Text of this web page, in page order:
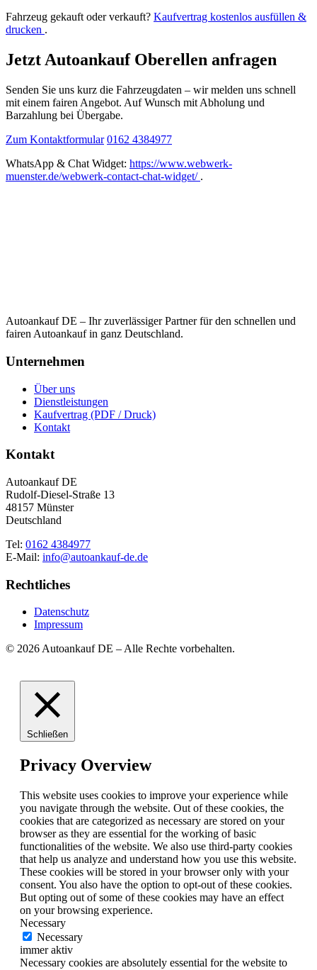
Fahrzeug gekauft oder verkauft? Kaufvertrag kostenlos ausfüllen &
drucken .
Jetzt Autoankauf Oberellen anfragen
Senden Sie uns kurz die Fahrzeugdaten – wir melden uns schnell
mit einem fairen Angebot. Auf Wunsch mit Abholung und
Barzahlung bei Übergabe.
Zum Kontaktformular 0162 4384977
WhatsApp & Chat Widget: https://www.webwerk-
muenster.de/webwerk-contact-chat-widget/ .
Autoankauf DE – Ihr zuverlässiger Partner für den schnellen und
fairen Autoankauf in ganz Deutschland.
Unternehmen
Über uns
Dienstleistungen
Kaufvertrag (PDF / Druck)
Kontakt
Kontakt
Autoankauf DE
Rudolf-Diesel-Straße 13
48157 Münster
Deutschland
Tel: 0162 4384977
E-Mail: info@autoankauf-de.de
Rechtliches
Datenschutz
Impressum
© 2026 Autoankauf DE – Alle Rechte vorbehalten.
Schließen
Privacy Overview
This website uses cookies to improve your experience while
you navigate through the website. Out of these cookies, the
cookies that are categorized as necessary are stored on your
browser as they are essential for the working of basic
functionalities of the website. We also use third-party cookies
that help us analyze and understand how you use this website.
These cookies will be stored in your browser only with your
consent. You also have the option to opt-out of these cookies.
But opting out of some of these cookies may have an effect
on your browsing experience.
Necessary
Necessary
immer aktiv
Necessary cookies are absolutely essential for the website to